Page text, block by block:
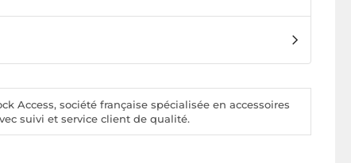
Access, société française spécialisée en accessoires
suivi et service client de qualité.